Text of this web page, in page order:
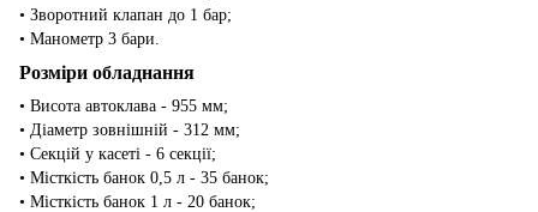
• Зворотний клапан до 1 бар;
• Манометр 3 бари.
Розміри обладнання
• Висота автоклава - 955 мм;
• Діаметр зовнішній - 312 мм;
• Секцій у касеті - 6 секції;
• Місткість банок 0,5 л - 35 банок;
• Місткість банок 1 л - 20 банок;